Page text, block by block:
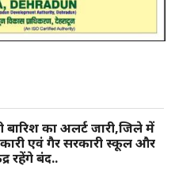
बारिश का अलर्ट जारी,जिले में
एवं गैर सरकारी स्कूल और
रहेंगे बंद..